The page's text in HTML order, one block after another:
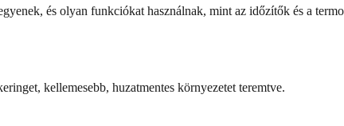
és olyan funkciókat használnak, mint az időzítők és a
kellemesebb, huzatmentes környezetet teremtve.